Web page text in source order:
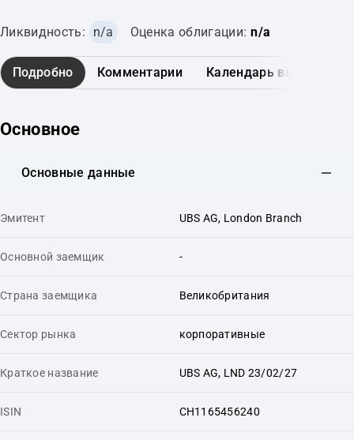
Ликвидность: n/a Оценка облигации: n/a
Подробно Комментарии Календарь выплат
Основное
Основные данные
Эмитент UBS AG, London Branch
Основной заемщик -
Страна заемщика Великобритания
Сектор рынка корпоративные
Краткое название UBS AG, LND 23/02/27
ISIN CH1165456240